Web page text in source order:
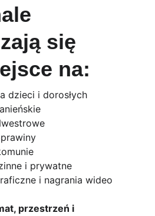
się
na:
dzieci i dorosłych
i prywatne
i nagrania wideo
przestrzeń i